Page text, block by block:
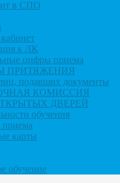
в СПО
к ЛК
цифры приема
ПРИТЯЖЕНИЯ
подавших документы
КОМИССИЯ
ДВЕРЕЙ
обучения
приема
карты
обучение